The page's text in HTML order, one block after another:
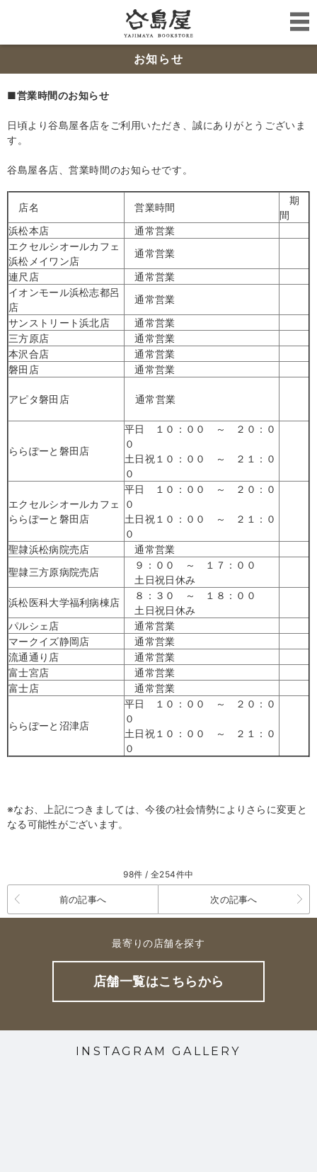
お知らせ
■営業時間のお知らせ
日頃より谷島屋各店をご利用いただき、誠にありがとうございま
す。
谷島屋各店、営業時間のお知らせです。
店名 営業時間
期
間
浜松本店
通常営業
エクセルシオールカフェ
浜松メイワン店
通常営業
連尺店
通常営業
イオンモール浜松志都呂
店
通常営業
サンストリート浜北店
通常営業
三方原店
通常営業
本沢合店
通常営業
磐田店
通常営業
アピタ磐田店 通常営業
ららぽーと磐田店
平日
１０：００ ～ ２０：０
０
土日祝１０：００ ～ ２１：０
０
エクセルシオールカフェ
ららぽーと磐田店
平日
１０：００ ～ ２０：０
０
土日祝１０：００ ～ ２１：０
０
聖隷浜松病院売店
通常営業
聖隷三方原病院売店
９：００ ～ １７：００
土日祝日休み
浜松医科大学福利病棟店
８：３０ ～ １８：００
土日祝日休み
パルシェ店
通常営業
マークイズ静岡店
通常営業
流通通り店
通常営業
富士宮店
通常営業
富士店
通常営業
ららぽーと沼津店
平日
１０：００ ～ ２０：０
０
土日祝１０：００ ～ ２１：０
０
※なお、上記につきましては、今後の社会情勢によりさらに変更と
なる可能性がございます。
98件 / 全254件中
前の記事へ 次の記事へ
最寄りの店舗を探す
店舗一覧はこちらから
INSTAGRAM GALLERY